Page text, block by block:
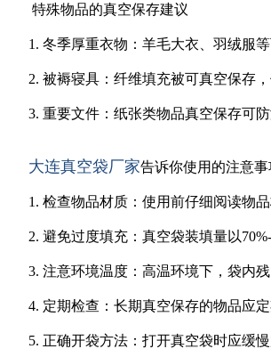
特殊物品的真空保存建议
1. 冬季厚重衣物：羊毛大衣、羽绒服
2. 被褥寝具：纤维填充被可真空保存
3. 重要文件：纸张类物品真空保存可
大连真空袋厂家告诉你使用的注意事
1. 检查物品材质：使用前仔细阅读物
2. 避免过度填充：真空袋装填量以
3. 注意环境温度：高温环境下，袋内
4. 定期检查：长期真空保存的物品应
5. 正确开袋方法：打开真空袋时应缓